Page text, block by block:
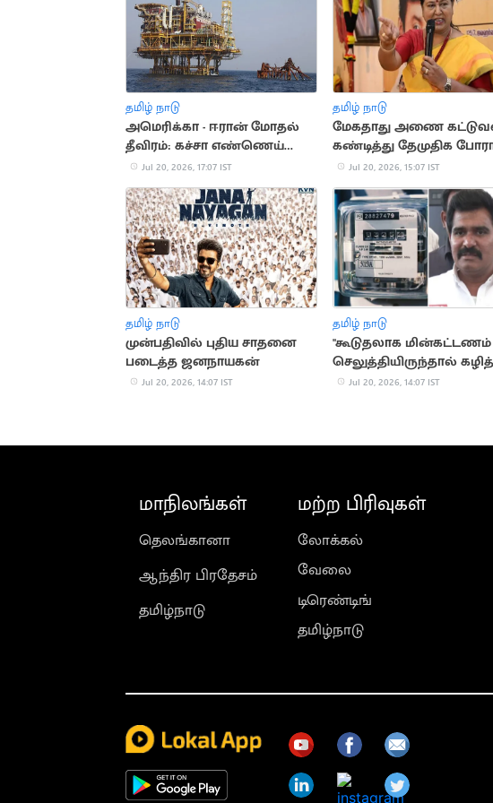
தமிழ் நாடு
அமெரிக்கா - ஈரான் மோதல்
தீவிரம்: கச்சா எண்ணெய்
தட்டுப்பாடு அபாயம்
Jul 20, 2026, 17:07 IST
தமிழ் நாடு
மேகதாது அணை
கண்டித்து தேமுதிக
அறிவிப்பு
Jul 20, 2026, 15:07 IST
தமிழ் நாடு
முன்பதிவில் புதிய சாதனை
படைத்த ஜனநாயகன்
Jul 20, 2026, 14:07 IST
தமிழ் நாடு
"கூடுதலாக மின்கட்டணம்
செலுத்தியிருந்தால்
கொள்ளப்படும்".. அமைச்சர்
Jul 20, 2026, 14:07 IST
மாநிலங்கள்
தெலங்கானா
ஆந்திர பிரதேசம்
தமிழ்நாடு
மற்ற பிரிவுகள்
லோக்கல்
வேலை
டிரெண்டிங்
தமிழ்நாடு